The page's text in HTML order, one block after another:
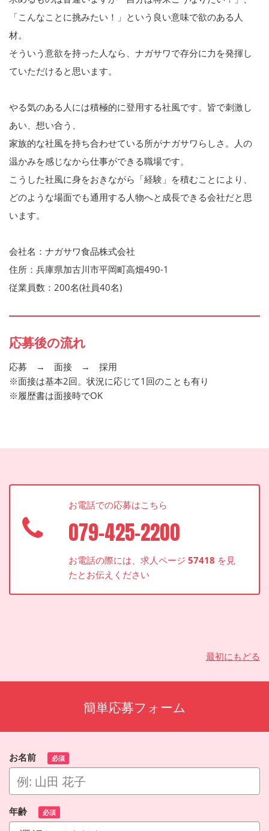
「こんなことに挑みたい！」という良い意味で欲のある人
材。
そういう意欲を持った人なら、ナガサワで存分に力を発揮し
ていただけると思います。
やる気のある人には積極的に登用する社風です。皆で刺激し
あい、想い合う、
家族的な社風を持ち合わせている所がナガサワらしさ。人の
温かみを感じなから仕事ができる職場です。
こうした社風に身をおきながら「経験」を積むことにより、
どのような場面でも通用する人物へと成長できる会社だと思
います。
会社名：ナガサワ食品株式会社
住所：兵庫県加古川市平岡町高畑490-1
従業員数：200名(社員40名)
応募後の流れ
応募 → 面接 → 採用
※面接は基本2回。状況に応じて1回のことも有り
※履歴書は面接時でOK
お電話での応募はこちら
079-425-2200
お電話の際には、求人ページ57418 を見
たとお伝えください
最初にもどる
簡単応募フォーム
お名前 必須
年齢 必須